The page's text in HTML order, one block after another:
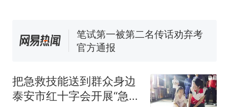
已叫停招聘，成立调查组全面
核查
笔试第一被第二名传话劝弃考
官方通报
电力部门回应
热 那个在床头放菜刀的女孩，
因老师一句“跟我回家”改写了
把急救技能送到群众身边
泰安市红十字会开展“急救